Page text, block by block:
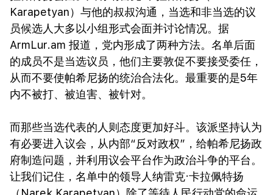
Karapetyan）与他的叔叔沟通，当选和非当选的议
员候选人大多以小组形式会面并讨论情况。据
ArmLur.am 报道，党内形成了两种方法。名单后面
的成员不是当选议员，他们主要敦促不要接受委任，
从而不要使帕希尼扬的统治合法化。最重要的是5年
内不被打、被迫害、被针对。
而那些当选代表的人则态度更加好斗。该派坚持认为
有必要进入议会，从内部“反对政权”，给帕希尼扬政
府制造问题，并利用议会平台作为政治斗争的平台。
让我们记住，名单中的领导人纳雷克·卡拉佩特扬